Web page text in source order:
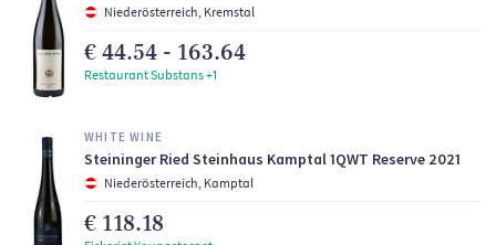
Niederösterreich, Kremstal
€ 44.54 - 163.64
Restaurant Substans +1
WHITE WINE
Steininger Ried Steinhaus Kamptal 1QWT Reserve 2021
Niederösterreich, Kamptal
€ 118.18